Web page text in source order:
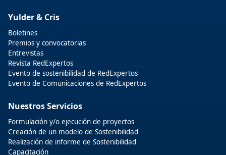
Yulder & Cris
Boletines
Premios y convocatorias
Entrevistas
Revista RedExpertos
Evento de sostenibilidad de RedExpertos
Evento de Comunicaciones de RedExpertos
Nuestros Servicios
Formulación y/o ejecución de proyectos
Creación de un modelo de Sostenibilidad
Realización de informe de Sostenibilidad
Capacitación